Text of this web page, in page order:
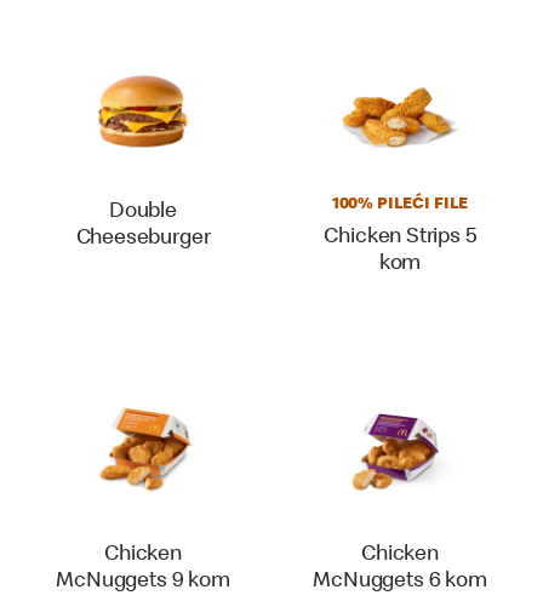
Double
Cheeseburger
100% PILEĆI FILE
Chicken Strips 5
kom
Chicken
McNuggets 9 kom
Chicken
McNuggets 6 kom